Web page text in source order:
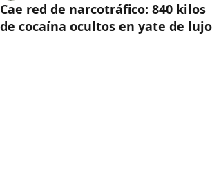
Cae red de narcotráfico: 840 kilos
de cocaína ocultos en yate de lujo